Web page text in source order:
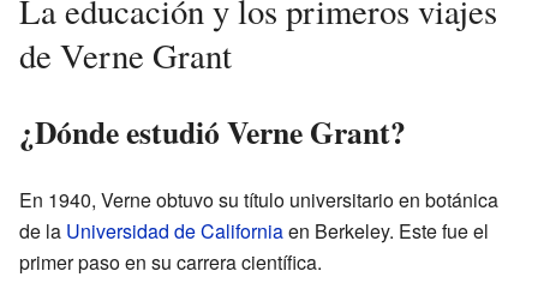
La educación y los primeros viajes
de Verne Grant
¿Dónde estudió Verne Grant?
En 1940, Verne obtuvo su título universitario en botánica
de la Universidad de Californiaen Berkeley. Este fue el
primer paso en su carrera científica.